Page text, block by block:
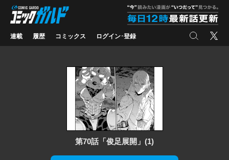
コミックガルド
連載 履歴 コミックス ログイン･登録 検索 X
第70話「俊足展開」(1)